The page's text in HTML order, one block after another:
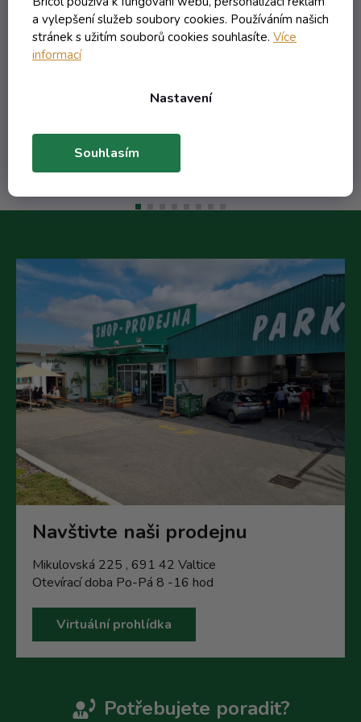
a vylepšení služeb soubory cookies. Používáním našich
stránek s užitím souborů cookies souhlasíte. Více
informací
Nastavení
Souhlasím
196,50 Kč včetně DPH
Navštivte naši prodejnu
Mikulovská 225 , 691 42 Valtice
Otevírací doba Po-Pá 8 -16 hod
Virtuální prohlídka
Potřebujete poradit?